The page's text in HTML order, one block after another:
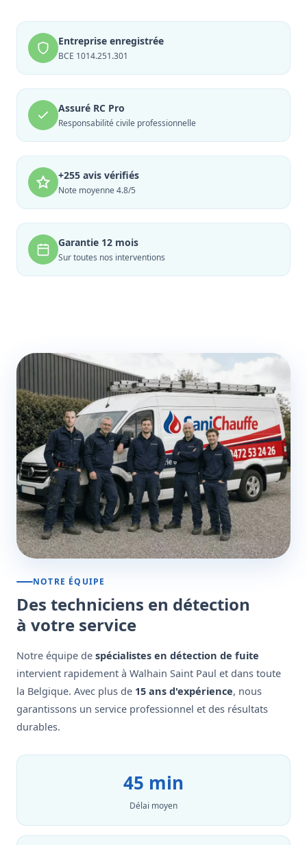
Entreprise enregistrée
BCE 1014.251.301
Assuré RC Pro
Responsabilité civile professionnelle
+255 avis vérifiés
Note moyenne 4.8/5
Garantie 12 mois
Sur toutes nos interventions
NOTRE ÉQUIPE
Des techniciens en détection
à votre service
Notre équipe de spécialistes en détection de fuite
intervient rapidement à Walhain Saint Paul et dans toute
la Belgique. Avec plus de 15 ans d'expérience, nous
garantissons un service professionnel et des résultats
durables.
45 min
Délai moyen